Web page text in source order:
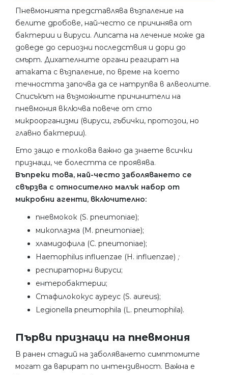
Пневмонията представлява възпаление на
белите дробове, най-често се причинява от
бактерии и вируси. Липсата на лечение може да
доведе до сериозни последствия и дори до
смърт. Дихателните органи реагират на
атаката с възпаление, по време на което
течността започва да се натрупва в алвеолите.
Списъкът на възможните причинители на
пневмония включва повече от сто
микроорганизми (вируси, гъбички, протозои, но
главно бактерии).
Ето защо е толкова важно да знаете всички
признаци, че болестта се проявява.
Въпреки това, най-често заболяването се
свързва с относително малък набор от
микробни агенти, включително:
пневмокок (S. pneumoniae);
микоплазма (M. pneumoniae);
хламидофила (C. pneumoniae);
Haemophilus influenzae (H. influenzae) ;
респираторни вируси;
ентеробактерии;
Стафилококус ауреус (S. aureus);
Legionella pneumophila (L. pneumophila).
Първи признаци на пневмония
В ранен стадий на заболяването симптомите
могат да варират по интензивност. Важна е